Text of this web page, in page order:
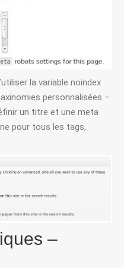
la variable noindex
personnalisées –
un titre et une meta
pour tous les tags,
–